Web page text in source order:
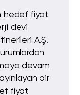
hedef fiyat
devi
A.Ş.
devam
bir
fiyat